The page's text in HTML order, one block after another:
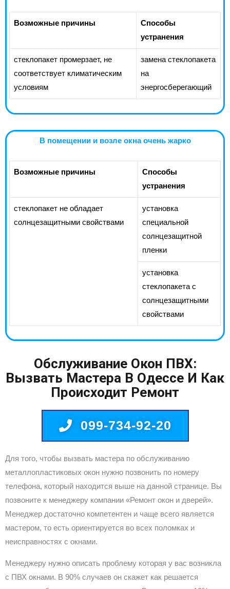
Возможные причины
Способы
устранения
стеклопакет промерзает, не
соответствует климатическим
условиям
замена стеклопакета
на
энергосберегающий
В помещении и возле окна очень жарко
Возможные причины
Способы
устранения
стеклопакет не обладает
солнцезащитными свойствами
установка
специальной
солнцезащитной
пленки
установка
стеклопакета с
солнцезащитными
свойствами
Обслуживание Окон ПВХ:
Вызвать Мастера В Одессе И Как
Происходит Ремонт
099-734-92-20
Для того, чтобы вызвать мастера по обслуживанию
металлопластиковых окон нужно позвонить по номеру
телефона, который находится выше на данной странице. Вы
позвоните к менеджеру компании «Ремонт окон и дверей».
Менеджер достаточно компетентен и чаще всего является
мастером, то есть ориентируется во всех поломках и
неисправностях с окнами.
Менеджеру нужно описать проблему которая у вас возникла
с ПВХ окнами. В 90% случаев он скажет как решается